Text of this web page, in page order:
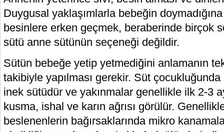
Duygusal yaklaşımlarla bebeğin
besinlere erken geçmek, beraberinde birçok
sütü anne sütünün seçeneği değildir.
Sütün bebeğe yetip yetmediğini anlamanın
takibiyle yapılması gerekir. Süt
inek sütüdür ve yakınmalar genellikle ilk 2-3
kusma, ishal ve karın ağrısı görülür.
beslenenlerin bağırsaklarında mikro